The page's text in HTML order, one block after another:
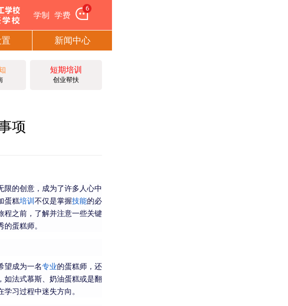
学制 学费
6
新闻中心
短期培训
创业帮扶
项
限的创意，成为了许多人心中
蛋糕培训不仅是掌握技能的必
程之前，了解并注意一些关键
蛋糕师。
望成为一名专业的蛋糕师，还
如法式慕斯、奶油蛋糕或是翻
习过程中迷失方向。